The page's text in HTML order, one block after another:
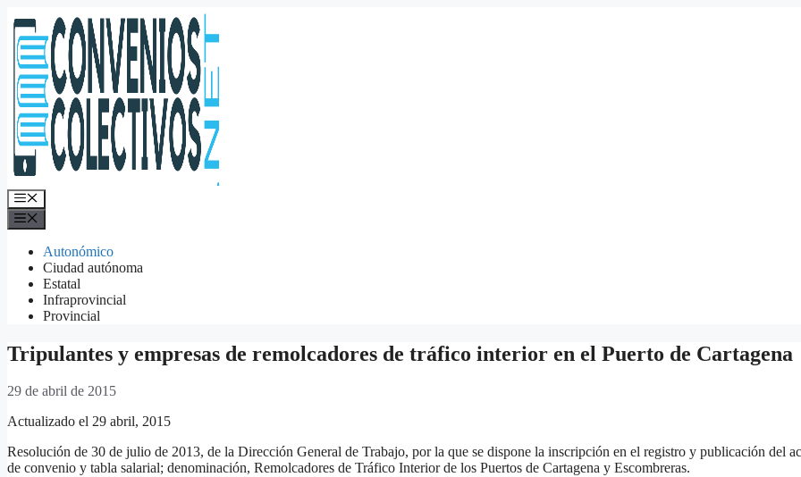
al
contenido
Menú
Autonómico
Ciudad autónoma
Estatal
Infraprovincial
Provincial
Tripulantes y empresas de remolcadores de tráfico interior en el Puerto de Cartagena
29 de abril de 2015
Actualizado el 29 abril, 2015
Resolución de 30 de julio de 2013, de la Dirección General de Trabajo, por la que se dispone la inscripción en el registro y publicación del
de convenio y tabla salarial; denominación, Remolcadores de Tráfico Interior de los Puertos de Cartagena y Escombreras.